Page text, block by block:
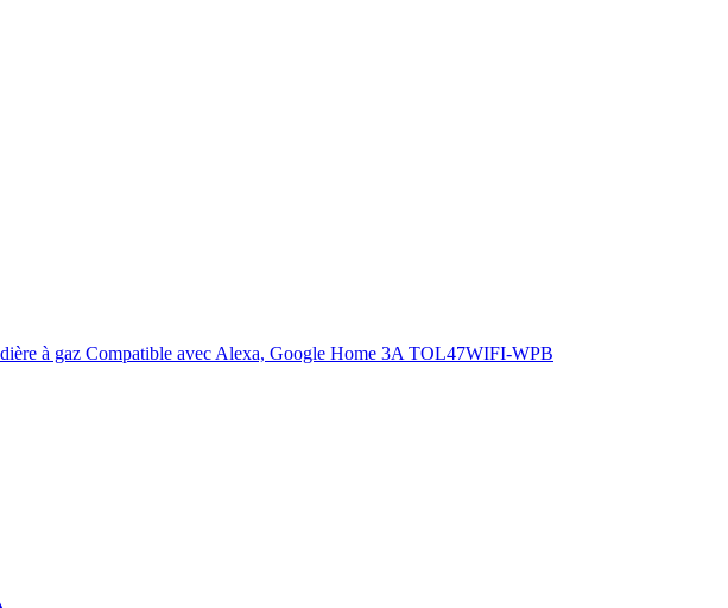
à gaz Compatible avec Alexa, Google Home 3A TOL47WIFI-WPB